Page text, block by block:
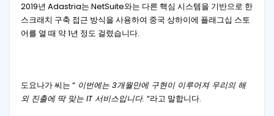
2019년 Adastria는 NetSuite와는 다른 핵심 시스템을 기반으로 한
스크래치 구축 접근 방식을 사용하여 중국 상하이에 플래그십 스토
어를 열 때 약 1년 정도 걸렸습니다.
도요나가 씨는 “이번에는 3개월만에 구현이 이루어져 우리의 해
외 진출에 딱 맞는 IT 서비스입니다. “라고 말합니다.